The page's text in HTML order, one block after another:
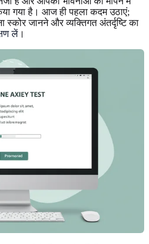
गया है। आज ही पहला कदम उठाएं;
जानने और व्यक्तिगत अंतर्दृष्टि का
लें ।